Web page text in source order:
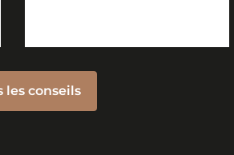
les conseils